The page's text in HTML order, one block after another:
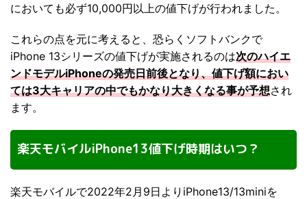
においても必ず10,000円以上の値下げが行われました。
これらの点を元に考えると、恐らくソフトバンクで
iPhone 13シリーズの値下げが実施されるのは次のハイエ
ンドモデルiPhoneの発売日前後となり、値下げ額におい
ては3大キャリアの中でもかなり大きくなる事が予想され
ます。
楽天モバイルiPhone13値下げ時期はいつ？
楽天モバイルで2022年2月9日よりiPhone13/13miniを